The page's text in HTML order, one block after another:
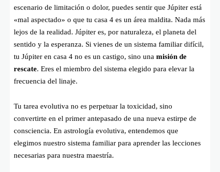
escenario de limitación o dolor, puedes sentir que Júpiter está
«mal aspectado» o que tu casa 4 es un área maldita. Nada más
lejos de la realidad. Júpiter es, por naturaleza, el planeta del
sentido y la esperanza. Si vienes de un sistema familiar difícil,
tu Júpiter en casa 4 no es un castigo, sino una misión de
rescate. Eres el miembro del sistema elegido para elevar la
frecuencia del linaje.
Tu tarea evolutiva no es perpetuar la toxicidad, sino
convertirte en el primer antepasado de una nueva estirpe de
consciencia. En astrología evolutiva, entendemos que
elegimos nuestro sistema familiar para aprender las lecciones
necesarias para nuestra maestría.